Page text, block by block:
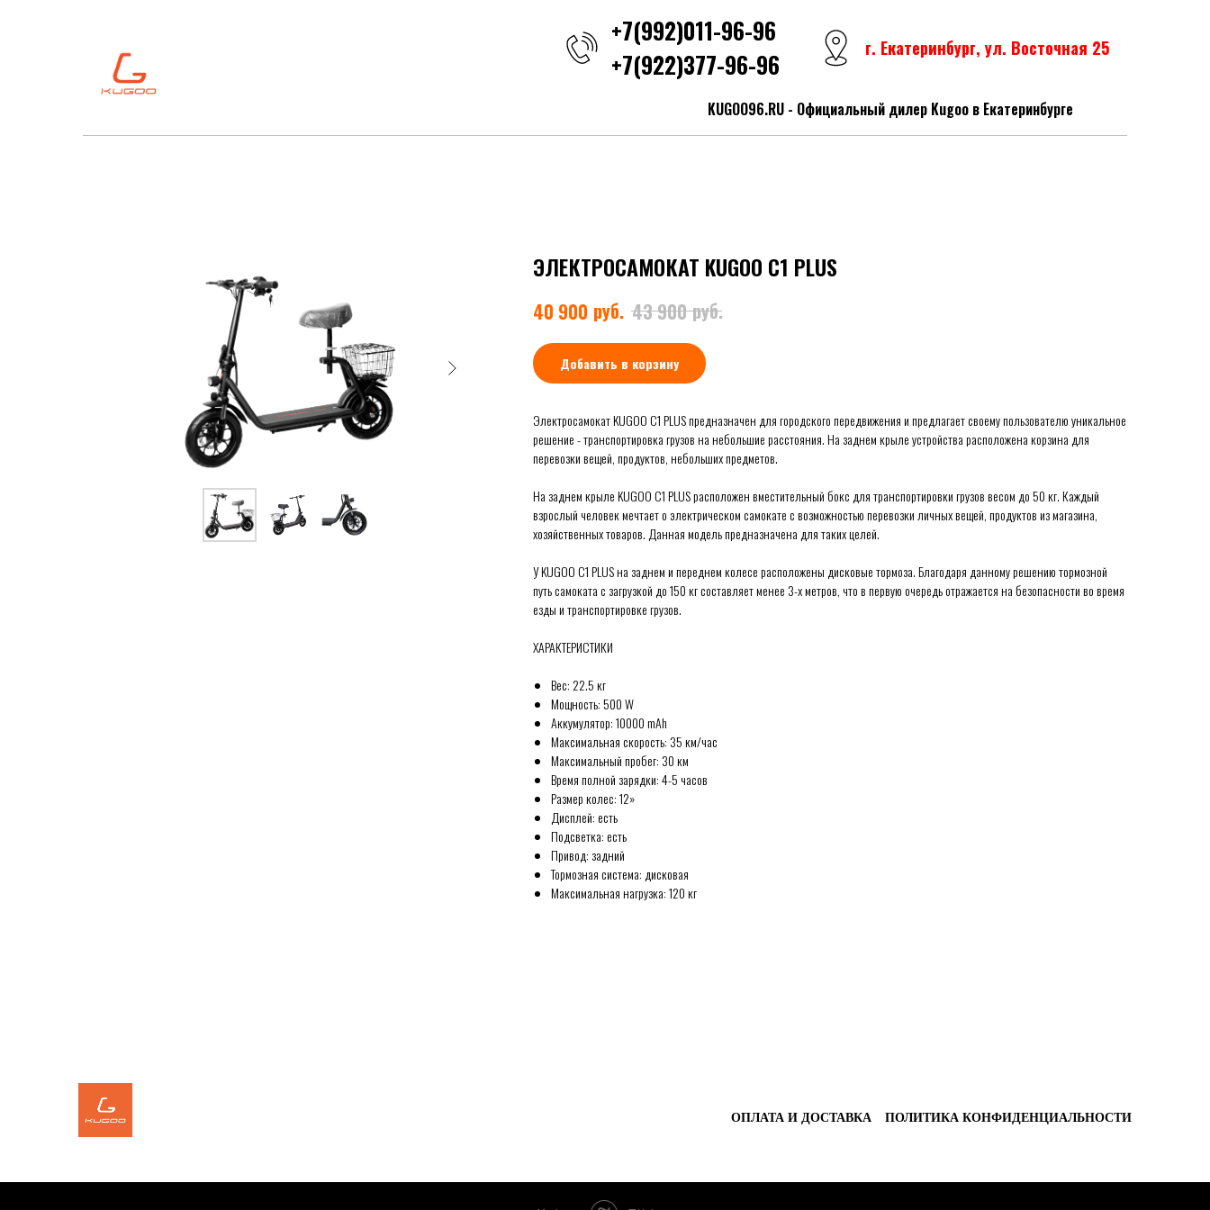
+7(992)011-96-96
+7(922)377-96-96
г. Екатеринбург, ул. Восточная 25
KUGOO96.RU - Официальный дилер Kugoo в Екатеринбурге
ЭЛЕКТРОСАМОКАТ KUGOO C1 PLUS
40 900 руб. 43 900 руб.
Добавить в корзину
Электросамокат KUGOO C1 PLUS предназначен для городского передвижения и предлагает своему пользователю уникальное
решение - транспортировка грузов на небольшие расстояния. На заднем крыле устройства расположена корзина для
перевозки вещей, продуктов, небольших предметов.
На заднем крыле KUGOO C1 PLUS расположен вместительный бокс для транспортировки грузов весом до 50 кг. Каждый
взрослый человек мечтает о электрическом самокате с возможностью перевозки личных вещей, продуктов из магазина,
хозяйственных товаров. Данная модель предназначена для таких целей.
У KUGOO C1 PLUS на заднем и переднем колесе расположены дисковые тормоза. Благодаря данному решению тормозной
путь самоката с загрузкой до 150 кг составляет менее 3-х метров, что в первую очередь отражается на безопасности во время
езды и транспортировке грузов.
ХАРАКТЕРИСТИКИ
Вес: 22.5 кг
Мощность: 500 W
Аккумулятор: 10000 mAh
Максимальная скорость: 35 км/час
Максимальный пробег: 30 км
Время полной зарядки: 4-5 часов
Размер колес: 12»
Дисплей: есть
Подсветка: есть
Привод: задний
Тормозная система: дисковая
Максимальная нагрузка: 120 кг
ОПЛАТА И ДОСТАВКА ПОЛИТИКА КОНФИДЕНЦИАЛЬНОСТИ